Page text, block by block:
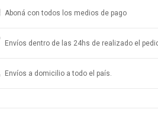
Aboná con todos los medios de pago
Envíos dentro de las 24hs de realizado el
Envíos a domicilio a todo el país.